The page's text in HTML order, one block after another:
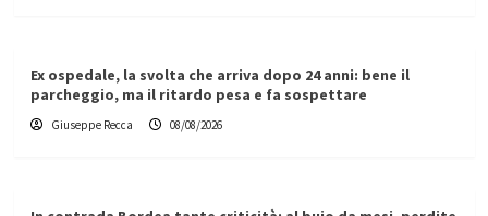
Ex ospedale, la svolta che arriva dopo 24 anni: bene il
parcheggio, ma il ritardo pesa e fa sospettare
Giuseppe Recca 08/08/2026